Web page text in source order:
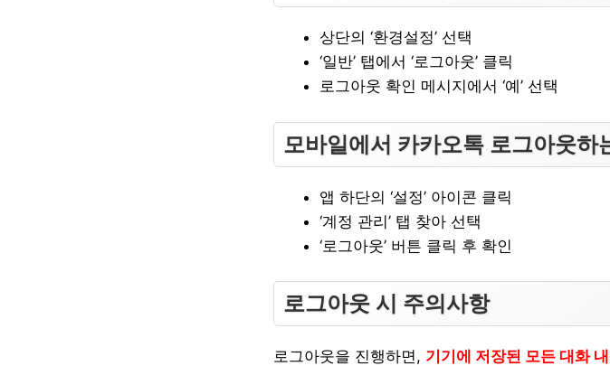
상단의 ‘환경설정’ 선택
‘일반’ 탭에서 ‘로그아웃’ 클릭
로그아웃 확인 메시지에서 ‘예’ 선택
모바일에서 카카오톡 로그아웃하
앱 하단의 ‘설정’ 아이콘 클릭
‘계정 관리’ 탭 찾아 선택
‘로그아웃’ 버튼 클릭 후 확인
로그아웃 시 주의사항
로그아웃을 진행하면, 기기에 저장된 모든 대화